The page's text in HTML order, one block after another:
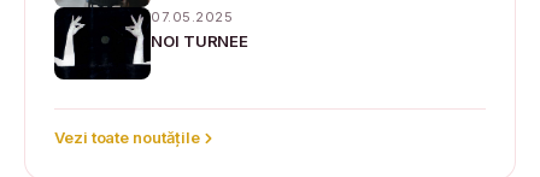
07.05.2025
NOI TURNEE
Vezi toate noutățile